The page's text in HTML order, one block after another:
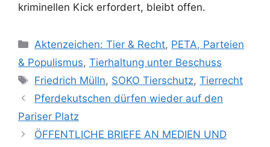
kriminellen Kick erfordert, bleibt offen.
K
e
g
o
r
Aktenzeichen: Tier & Recht, PETA, Parteien
& Populismus, Tierhaltung unter Beschuss
S
c
l
a
Friedrich Mülln, SOKO Tierschutz,Tierrecht
Pferdekutschen dürfen wieder auf den
Pariser Platz
ÖFFENTLICHE BRIEFE AN MEDIEN UND